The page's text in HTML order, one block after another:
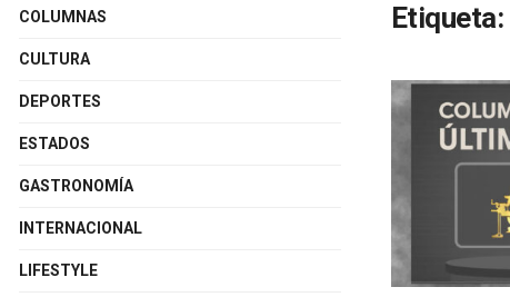
Etiqueta:
COLUMNAS
CULTURA
DEPORTES
ESTADOS
GASTRONOMÍA
INTERNACIONAL
LIFESTYLE